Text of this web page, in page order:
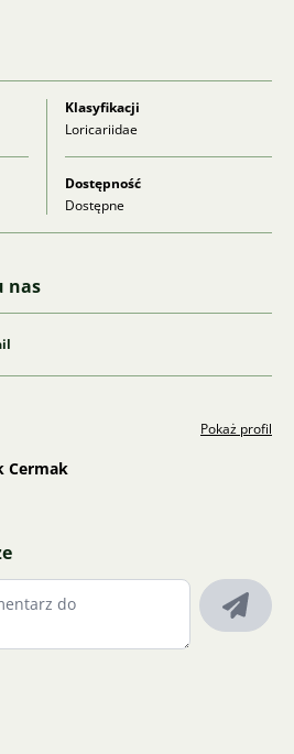
Klasyfikacji
Loricariidae
Dostępność
Dostępne
nas
Pokaż profil
Cermak